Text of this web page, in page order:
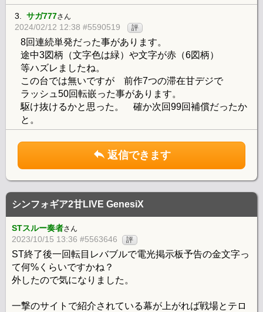
3. サガ777さん
2024/02/12 12:38 #5590519 評
8回連続単発だった事があります。
途中3図柄（文字色は緑）や文字が赤（6図柄）
等ハズレましたね。
この台では無いですが 前作7つの滞在甘デジで
ラッシュ50回転嵌った事があります。
駆け抜けるかと思った。 確か次回99回補償だったか
と。
返信できます
シンフォギア2甘LIVE GenesiX
STスルー奏者さん
2023/10/15 13:36 #5563646 評
ST終了後一回転目レバブルで電光掲示板予告の金文字っ
て何%くらいですかね？
外したので気になりました。
一撃のサイトで紹介されている幕が上がれば戦場とテロ